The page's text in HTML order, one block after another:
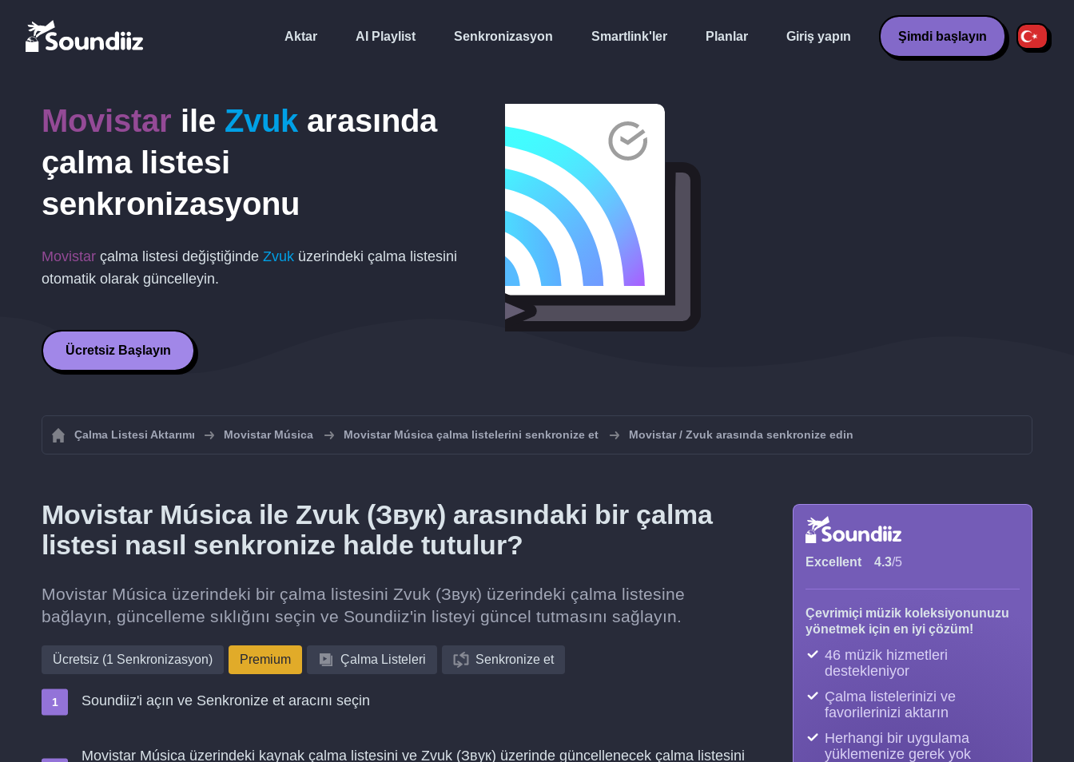
Aktar AI Playlist Senkronizasyon Smartlink'ler Planlar Giriş yapın Şimdi başlayın
Movistar ile Zvuk arasında
çalma listesi
senkronizasyonu
Movistar çalma listesi değiştiğinde Zvuk üzerindeki çalma listesini
otomatik olarak güncelleyin.
Ücretsiz Başlayın
Çalma Listesi Aktarımı Movistar Música Movistar Música çalma listelerini senkronize et Movistar / Zvuk arasında senkronize edin
Movistar Música ile Zvuk (Звук) arasındaki bir çalma
listesi nasıl senkronize halde tutulur?
Movistar Música üzerindeki bir çalma listesini Zvuk (Звук) üzerindeki çalma listesine
bağlayın, güncelleme sıklığını seçin ve Soundiiz'in listeyi güncel tutmasını sağlayın.
Ücretsiz (1 Senkronizasyon) Premium Çalma Listeleri Senkronize et
Soundiiz'i açın ve Senkronize et aracını seçin
Movistar Música üzerindeki kaynak çalma listesini ve Zvuk (Звук) üzerinde güncellenecek çalma listesini
Excellent 4.3/5
Çevrimiçi müzik koleksiyonunuzu
yönetmek için en iyi çözüm!
46 müzik hizmetleri
destekleniyor
Çalma listelerinizi ve
favorilerinizi aktarın
Herhangi bir uygulama
yüklemenize gerek yok